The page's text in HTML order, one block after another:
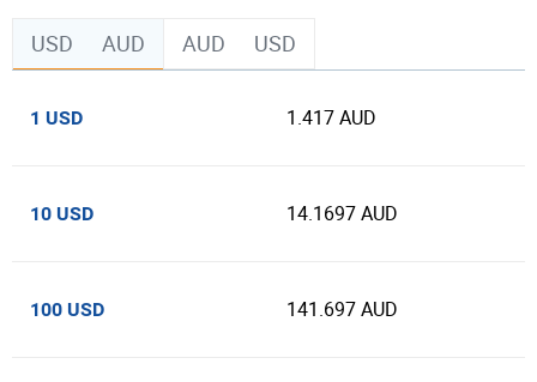
USD AUD AUD USD
1 USD 1.417 AUD
10 USD 14.1697 AUD
100 USD 141.697 AUD